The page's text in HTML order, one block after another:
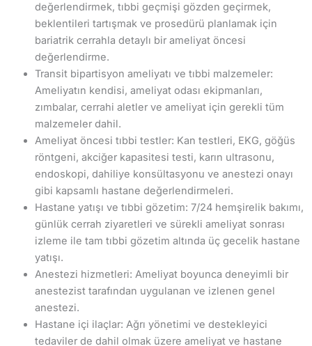
değerlendirmek, tıbbi geçmişi gözden geçirmek,
beklentileri tartışmak ve prosedürü planlamak için
bariatrik cerrahla detaylı bir ameliyat öncesi
değerlendirme.
Transit bipartisyon ameliyatı ve tıbbi malzemeler:
Ameliyatın kendisi, ameliyat odası ekipmanları,
zımbalar, cerrahi aletler ve ameliyat için gerekli tüm
malzemeler dahil.
Ameliyat öncesi tıbbi testler: Kan testleri, EKG, göğüs
röntgeni, akciğer kapasitesi testi, karın ultrasonu,
endoskopi, dahiliye konsültasyonu ve anestezi onayı
gibi kapsamlı hastane değerlendirmeleri.
Hastane yatışı ve tıbbi gözetim: 7/24 hemşirelik bakımı,
günlük cerrah ziyaretleri ve sürekli ameliyat sonrası
izleme ile tam tıbbi gözetim altında üç gecelik hastane
yatışı.
Anestezi hizmetleri: Ameliyat boyunca deneyimli bir
anestezist tarafından uygulanan ve izlenen genel
anestezi.
Hastane içi ilaçlar: Ağrı yönetimi ve destekleyici
tedaviler de dahil olmak üzere ameliyat ve hastane